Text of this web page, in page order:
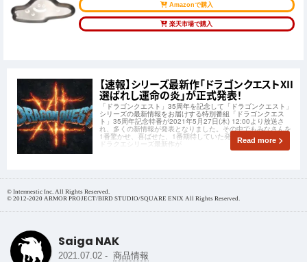
Amazonで購入
楽天市場で購入
【速報】シリーズ最新作「ドラゴンクエストXII
選ばれし運命の炎」が正式発表！
「ドラゴンクエスト」35周年を記念して「ドラゴンクエスト」
シリーズの最新情報をお届けする特別番組「ドラゴンクエス
ト」35周年記念特番が2021年5月27日(木) 12:00より放送さ
れ、多くの新情報が発表となりました。その中でもみなさんを
1番驚かせ、喜ばせた、1番期待していた発表がありましたね！
ドラクエシリーズ最新作が Read more
© Intermestic Inc. All Rights Reserved.
© 2012-2020 ARMOR PROJECT/BIRD STUDIO/SQUARE ENIX All Rights Reserved.
Saiga NAK
2021.07.02 - 商品情報